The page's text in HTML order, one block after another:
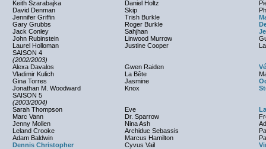
Keith Szarabajka
Daniel Holtz
David Denman
Skip
Jennifer Griffin
Trish Burkle
Gary Grubbs
Roger Burkle
Jack Conley
Sahjhan
John Rubinstein
Linwood Murrow
Laurel Holloman
Justine Cooper
SAISON 4
(2002/2003)
Alexa Davalos
Gwen Raiden
Vladimir Kulich
La Bête
Gina Torres
Jasmine
Jonathan M. Woodward
Knox
SAISON 5
(2003/2004)
Sarah Thompson
Eve
Marc Vann
Dr. Sparrow
Jenny Mollen
Nina Ash
Leland Crooke
Archiduc Sebassis
Adam Baldwin
Marcus Hamilton
Dennis Christopher
Cyvus Vail